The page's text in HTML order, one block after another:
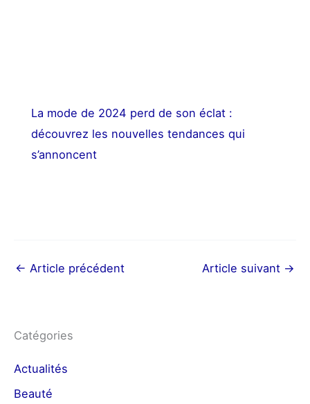
La mode de 2024 perd de son éclat :
découvrez les nouvelles tendances qui
s’annoncent
← Article précédent Article suivant →
Catégories
Actualités
Beauté